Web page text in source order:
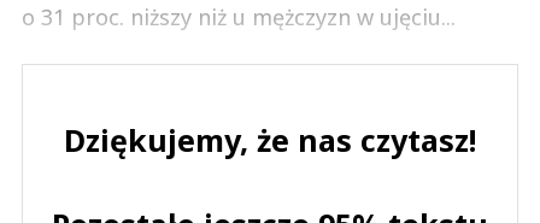
o 31 proc. niższy niż u mężczyzn w ujęciu...
Dziękujemy, że nas czytasz!